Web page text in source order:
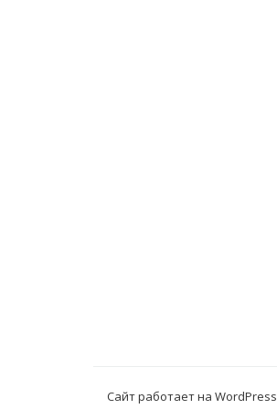
Сайт работает на WordPress